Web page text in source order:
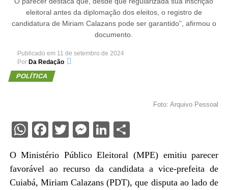
eleitoral antes da diplomação dos eleitos, o registro de
candidatura de Miriam Calazans pode ser garantido”, afirmou o
documento.
Publicado em 11 de setembro de 2024
Por Da Redação
POLÍTICA
Foto: Arquivo Pessoal
WhatsApp
Facebook
Twitter
Messenger
LinkedIn
Share
O Ministério Público Eleitoral (MPE) emitiu parecer
favorável ao recurso da candidata a vice-prefeita de
Cuiabá, Miriam Calazans (PDT), que disputa ao lado de